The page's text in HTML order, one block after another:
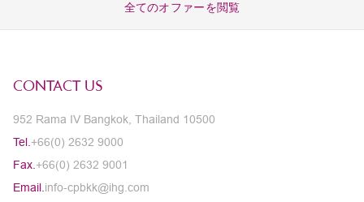
全てのオファーを閲覧
CONTACT US
952 Rama IV Bangkok, Thailand 10500
Tel. +66(0) 2632 9000
Fax. +66(0) 2632 9001
Email. info-cpbkk@ihg.com